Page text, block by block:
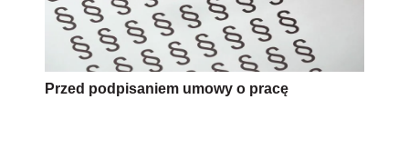
Przed podpisaniem umowy o pracę